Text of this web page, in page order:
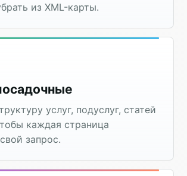
из XML-карты.
услуг, подуслуг, статей
каждая страница
запрос.